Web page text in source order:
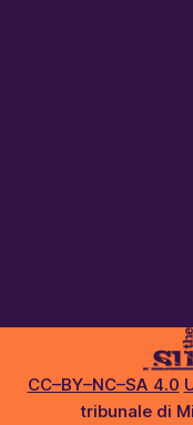
CC–BY–NC–SA 4.0
tribunale di